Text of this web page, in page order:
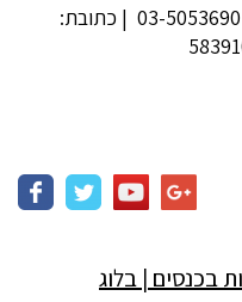
| פקס: 03-5053690 | כתובת:
בכנסים | בלוג